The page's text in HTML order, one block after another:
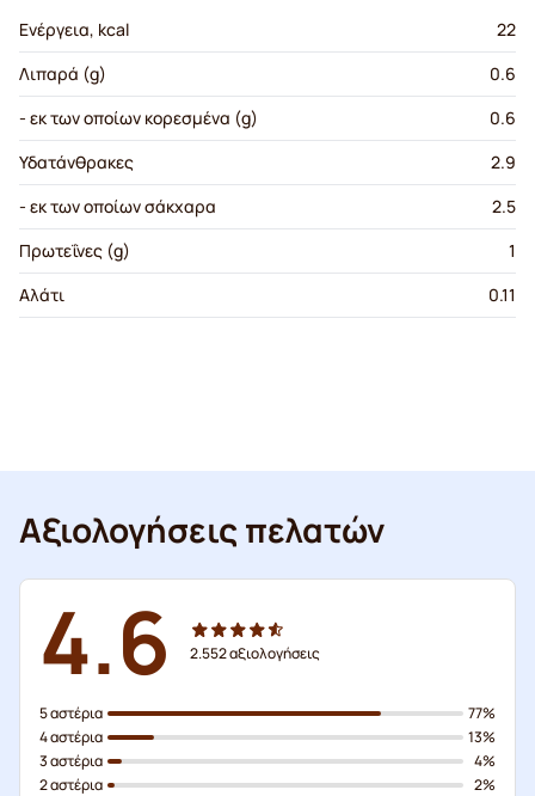
Ενέργεια, kcal
22
Λιπαρά (g)
0.6
- εκ των οποίων κορεσμένα (g)
0.6
Υδατάνθρακες
2.9
- εκ των οποίων σάκχαρα
2.5
Πρωτεΐνες (g)
1
Αλάτι
0.11
Αξιολογήσεις πελατών
4.6 2.552αξιολογήσεις
5 αστέρια
4 αστέρια
3 αστέρια
2 αστέρια
77%
13%
4%
2%